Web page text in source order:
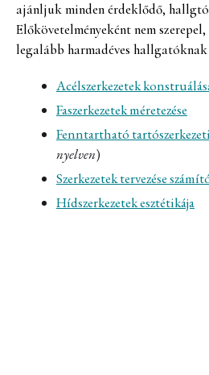
ajánljuk minden érdeklődő,
Előkövetelményeként nem
legalább harmadéves
Acélszerkezetek
Faszerkezetek méretezése
Fenntartható
nyelven)
Szerkezetek tervezése
Hídszerkezetek esztétikája